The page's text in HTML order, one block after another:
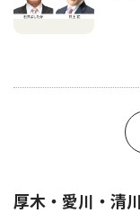
厚木・愛川・清